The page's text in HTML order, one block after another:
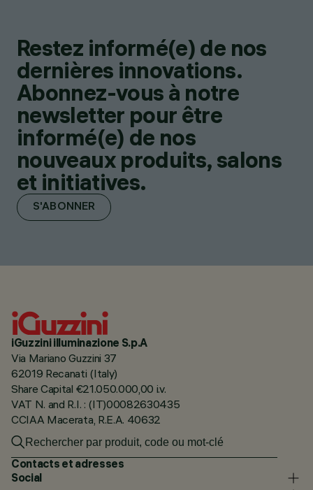
Restez informé(e) de nos
dernières innovations.
Abonnez-vous à notre
newsletter pour être
informé(e) de nos
nouveaux produits, salons
et initiatives.
S'ABONNER
iGuzzini illuminazione S.p.A
Via Mariano Guzzini 37
62019 Recanati (Italy)
Share Capital €21.050.000,00 i.v.
VAT N. and R.I. : (IT)00082630435
CCIAA Macerata, R.E.A. 40632
Contacts et adresses
Social